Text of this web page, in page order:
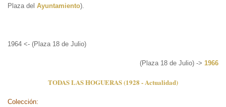
Plaza del Ayuntamiento).
1964 <- (Plaza 18 de Julio)
(Plaza 18 de Julio) -> 1966
TODAS LAS HOGUERAS (1928 - Actualidad)
Colección: